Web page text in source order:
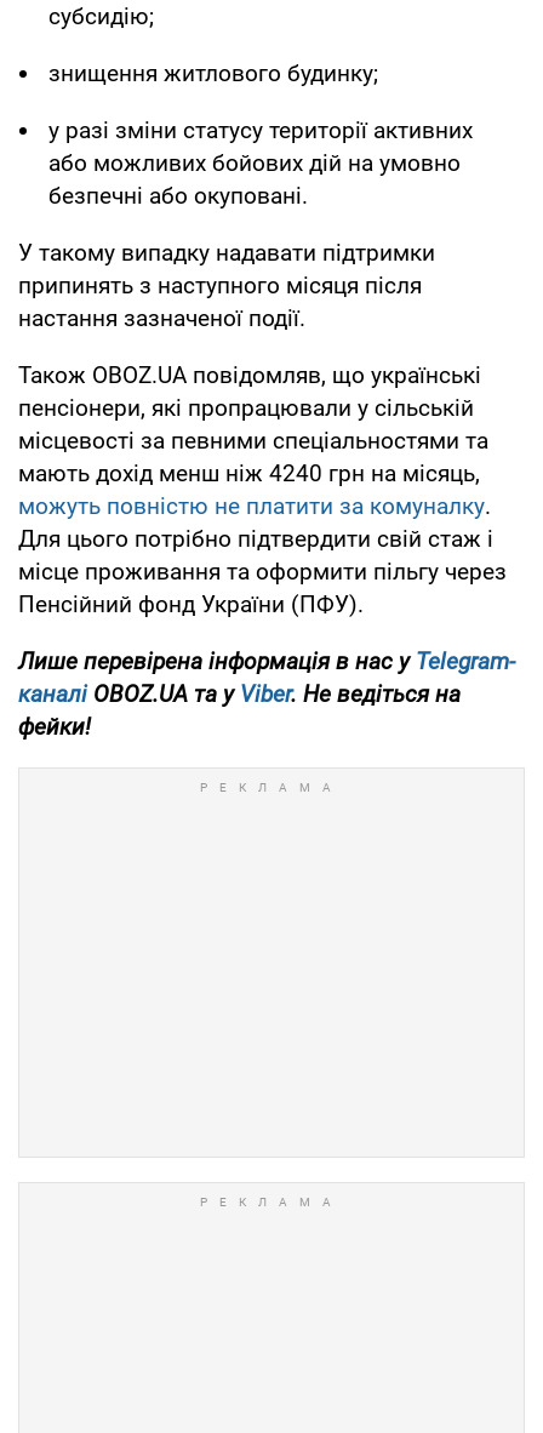
субсидію;
знищення житлового будинку;
у разі зміни статусу території активних
або можливих бойових дій на умовно
безпечні або окуповані.
У такому випадку надавати підтримки
припинять з наступного місяця після
настання зазначеної події.
Також OBOZ.UA повідомляв, що українські
пенсіонери, які пропрацювали у сільській
місцевості за певними спеціальностями та
мають дохід менш ніж 4240 грн на місяць,
можуть повністю не платити за комуналку.
Для цього потрібно підтвердити свій стаж і
місце проживання та оформити пільгу через
Пенсійний фонд України (ПФУ).
Лише перевірена інформація в нас уTelegram-
каналіOBOZ.UA та уViber. Не ведіться на
фейки!